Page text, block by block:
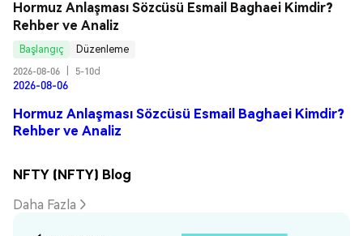
Hormuz Anlaşması Sözcüsü Esmail Baghaei Kimdir?
Rehber ve Analiz
Başlangıç
Düzenleme
2026-08-06
5-10d
2026-08-06
Hormuz Anlaşması Sözcüsü Esmail Baghaei Kimdir?
Rehber ve Analiz
NFTY (NFTY) Blog
Daha Fazla